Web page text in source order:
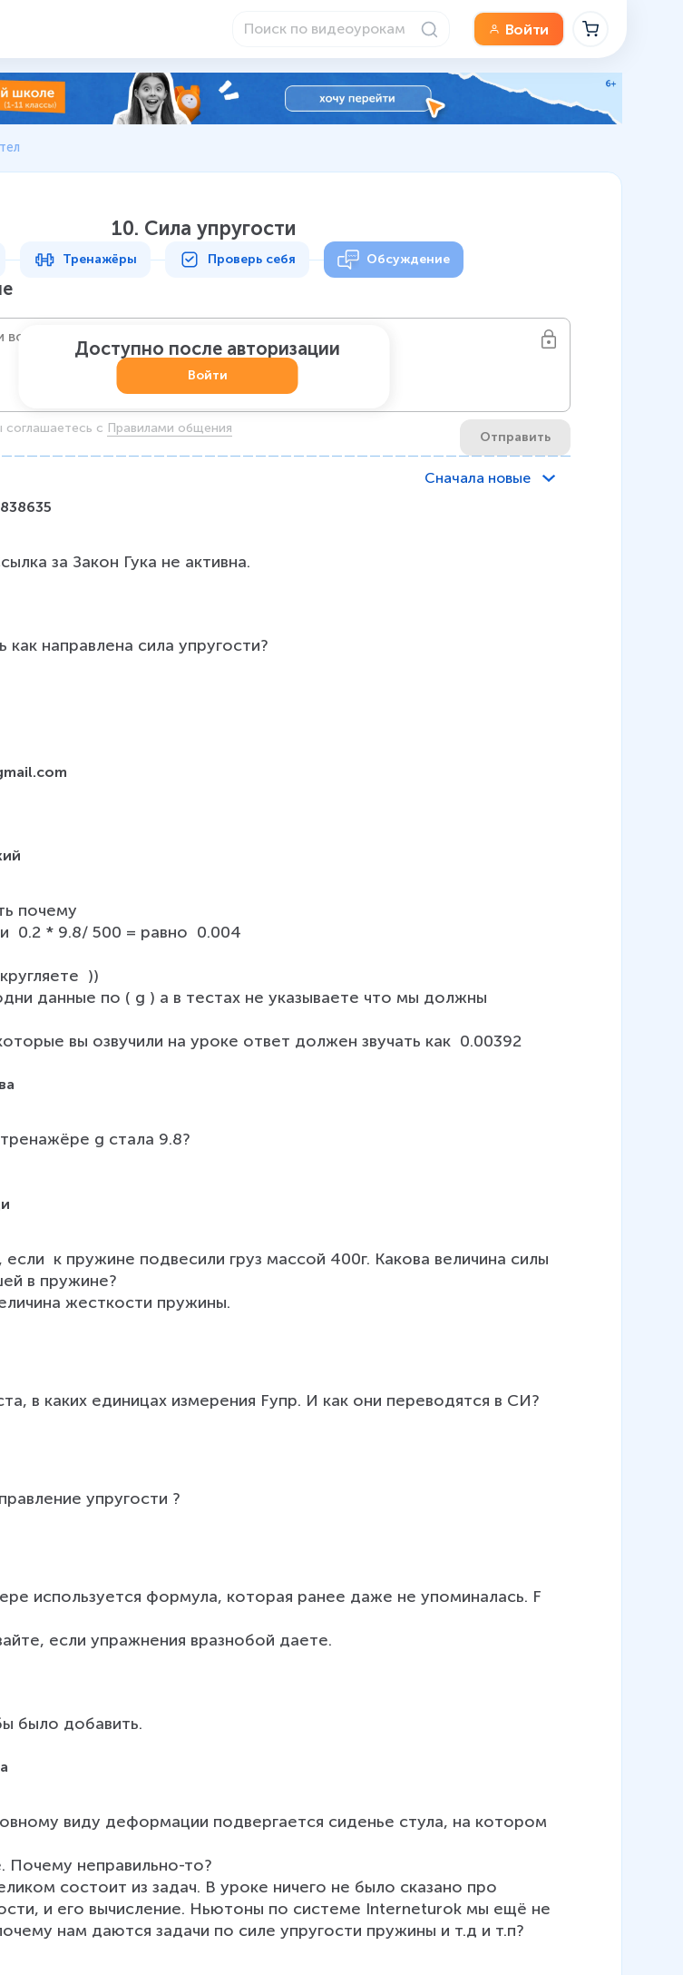
Войти
10. Сила упругости
Тренажёры Проверь себя Обсуждение
соглашаетесь c Правилами общения
Отправить
Доступно после авторизации
Войти
Сначала новые
за Закон Гука не активна.
направлена сила упругости?
почему
0.2 * 9.8/ 500 = равно  0.004
))
данные по ( g ) а в тестах не указываете что мы должны
вы озвучили на уроке ответ должен звучать как  0.00392
g стала 9.8?
к пружине подвесили груз массой 400г. Какова величина силы
в пружине?
жесткости пружины.
в каких единицах измерения Fупр. И как они переводятся в СИ?
упругости ?
используется формула, которая ранее даже не упоминалась. F
если упражнения вразнобой даете.
было добавить.
виду деформации подвергается сиденье стула, на котором
Почему неправильно-то?
состоит из задач. В уроке ничего не было сказано про
и его вычисление. Ньютоны по системе Interneturok мы ещё не
нам даются задачи по силе упругости пружины и т.д и т.п?